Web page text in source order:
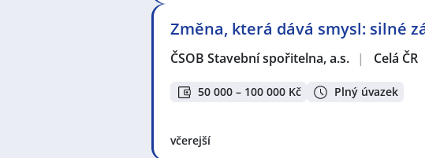
Změna, která dává smysl: silné
ČSOB Stavební spořitelna, a.s. | Celá ČR
50 000 – 100 000 Kč Plný úvazek
včerejší